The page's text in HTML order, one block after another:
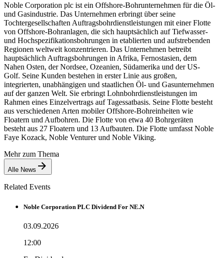
Noble Corporation plc ist ein Offshore-Bohrunternehmen für die Öl-
und Gasindustrie. Das Unternehmen erbringt über seine
Tochtergesellschaften Auftragsbohrdienstleistungen mit einer Flotte
von Offshore-Bohranlagen, die sich hauptsächlich auf Tiefwasser-
und Hochspezifikationsbohrungen in etablierten und aufstrebenden
Regionen weltweit konzentrieren. Das Unternehmen betreibt
hauptsächlich Auftragsbohrungen in Afrika, Fernostasien, dem
Nahen Osten, der Nordsee, Ozeanien, Südamerika und der US-
Golf. Seine Kunden bestehen in erster Linie aus großen,
integrierten, unabhängigen und staatlichen Öl- und Gasunternehmen
auf der ganzen Welt. Sie erbringt Lohnbohrdienstleistungen im
Rahmen eines Einzelvertrags auf Tagessatbasis. Seine Flotte besteht
aus verschiedenen Arten mobiler Offshore-Bohreinheiten wie
Floatern und Aufbohren. Die Flotte von etwa 40 Bohrgeräten
besteht aus 27 Floatern und 13 Aufbauten. Die Flotte umfasst Noble
Faye Kozack, Noble Venturer und Noble Viking.
Mehr zum Thema
Alle News
Related Events
Noble Corporation PLC Dividend For NE.N
03.09.2026
12:00